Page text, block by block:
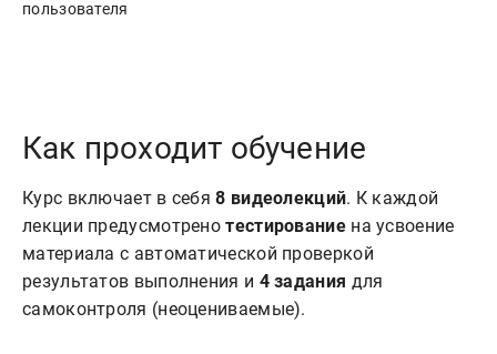
Как проходит обучение
Курс включает в себя8 видеолекций. К каждой
лекции предусмотренотестированиена усвоение
материала с автоматической проверкой
результатов выполнения и 4 задания для
самоконтроля (неоцениваемые).